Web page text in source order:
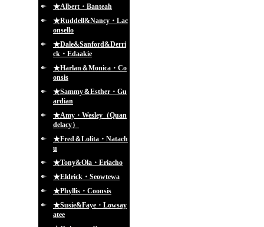
★Albert・Banteah
★Ruddell&Nancy・Lac
onsello
★Dale&Sanford&Derri
ck・Edaakie
★Harlan＆Monica・Co
onsis
★Sammy＆Esther・Gu
ardian
★Amy・Wesley（Quan
delacy）
★Fred＆Lolita・Natach
u
★Tony&Ola・Eriacho
★Eldrick・Seowtewa
★Phyllis・Coonsis
★Susie&Faye・Lowsay
atee